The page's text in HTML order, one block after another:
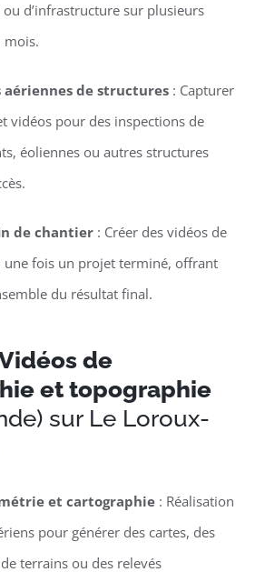
d’infrastructure sur plusieurs
mois.
aériennes de structures: Capturer
vidéos pour des inspections de
éoliennes ou autres structures
de chantier: Créer des vidéos de
une fois un projet terminé, offrant
du résultat final.
de
et topographie
sur Le Loroux-
et cartographie: Réalisation
pour générer des cartes, des
terrains ou des relevés